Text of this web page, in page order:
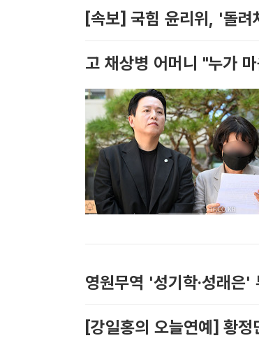
[속보] 국힘 윤리위, '돌려
[강일홍의 오늘연예] 황